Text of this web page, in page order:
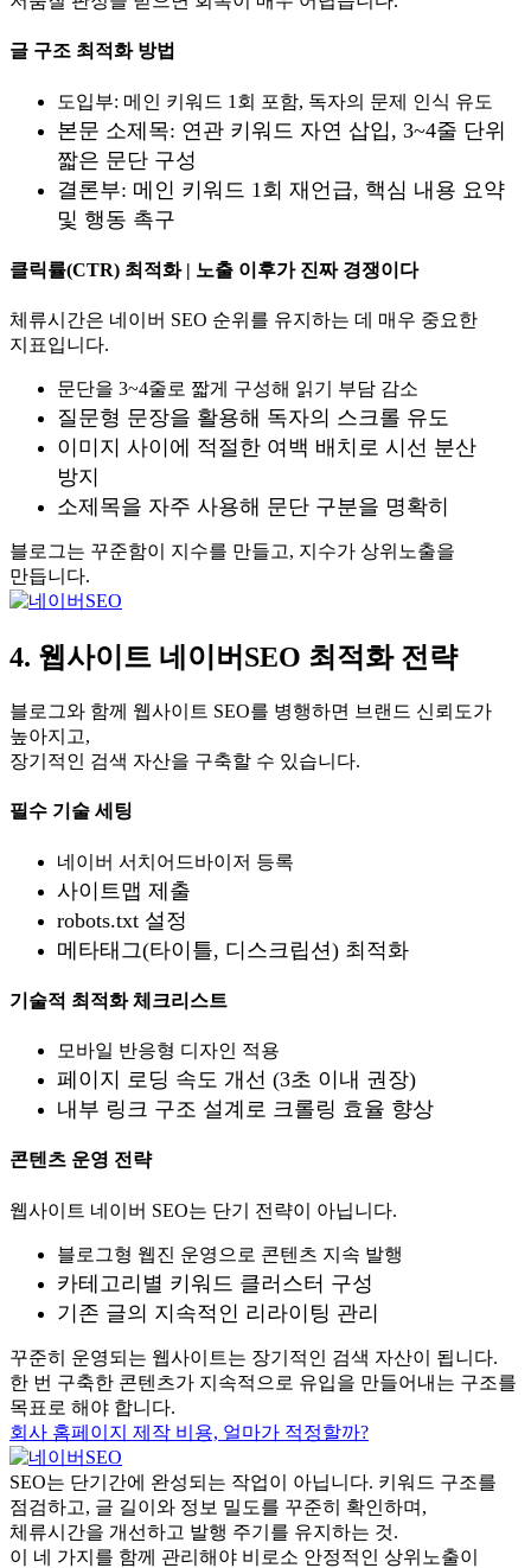
글 구조 최적화 방법
도입부: 메인 키워드 1회 포함, 독자의 문제 인식 유도
본문 소제목: 연관 키워드 자연 삽입, 3~4줄 단위
짧은 문단 구성
결론부: 메인 키워드 1회 재언급, 핵심 내용 요약
및 행동 촉구
클릭률(CTR) 최적화 | 노출 이후가 진짜 경쟁이다
체류시간은 네이버 SEO 순위를 유지하는 데 매우 중요한
지표입니다.
문단을 3~4줄로 짧게 구성해 읽기 부담 감소
질문형 문장을 활용해 독자의 스크롤 유도
이미지 사이에 적절한 여백 배치로 시선 분산
방지
소제목을 자주 사용해 문단 구분을 명확히
블로그는 꾸준함이 지수를 만들고, 지수가 상위노출을
만듭니다.
4. 웹사이트 네이버SEO 최적화 전략
블로그와 함께 웹사이트 SEO를 병행하면 브랜드 신뢰도가
높아지고,
장기적인 검색 자산을 구축할 수 있습니다.
필수 기술 세팅
네이버 서치어드바이저 등록
사이트맵 제출
robots.txt 설정
메타태그(타이틀, 디스크립션) 최적화
기술적 최적화 체크리스트
모바일 반응형 디자인 적용
페이지 로딩 속도 개선 (3초 이내 권장)
내부 링크 구조 설계로 크롤링 효율 향상
콘텐츠 운영 전략
웹사이트 네이버 SEO는 단기 전략이 아닙니다.
블로그형 웹진 운영으로 콘텐츠 지속 발행
카테고리별 키워드 클러스터 구성
기존 글의 지속적인 리라이팅 관리
꾸준히 운영되는 웹사이트는 장기적인 검색 자산이 됩니다.
한 번 구축한 콘텐츠가 지속적으로 유입을 만들어내는 구조를
목표로 해야 합니다.
회사 홈페이지 제작 비용, 얼마가 적정할까?
SEO는 단기간에 완성되는 작업이 아닙니다. 키워드 구조를
점검하고, 글 길이와 정보 밀도를 꾸준히 확인하며,
체류시간을 개선하고 발행 주기를 유지하는 것.
이 네 가지를 함께 관리해야 비로소 안정적인 상위노출이